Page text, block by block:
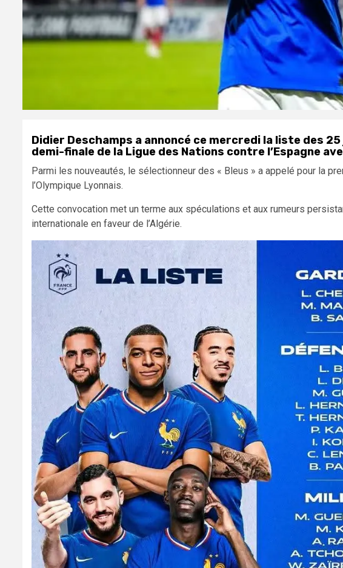
Didier Deschamps a annoncé ce mercredi la liste des
demi-finale de la Ligue des Nations contre l’Espagne
Parmi les nouveautés, le sélectionneur des « Bleus » a appelé pour la
l’Olympique Lyonnais.
Cette convocation met un terme aux spéculations et aux rumeurs
internationale en faveur de l’Algérie.